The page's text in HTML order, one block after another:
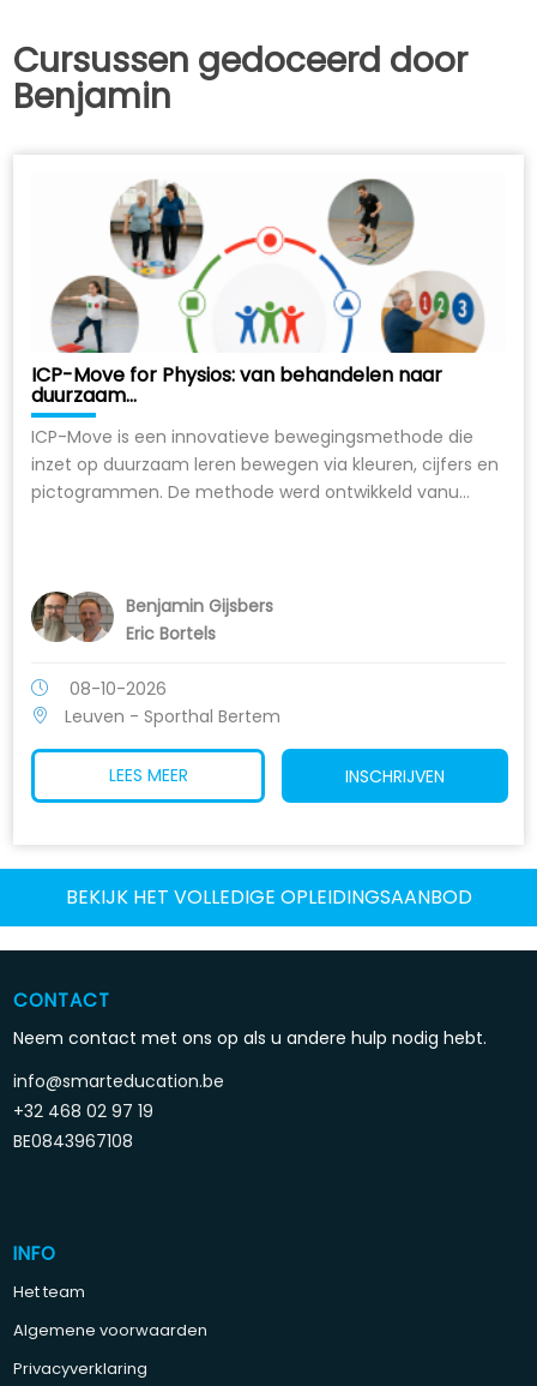
Cursussen gedoceerd door
Benjamin
ICP-Move for Physios: van behandelen naar
duurzaam...
ICP-Move is een innovatieve bewegingsmethode die
inzet op duurzaam leren bewegen via kleuren, cijfers en
pictogrammen. De methode werd ontwikkeld vanu...
Benjamin Gijsbers
Eric Bortels
08-10-2026
Leuven - Sporthal Bertem
LEES MEER INSCHRIJVEN
BEKIJK HET VOLLEDIGE OPLEIDINGSAANBOD
CONTACT
Neem contact met ons op als u andere hulp nodig hebt.
info@smarteducation.be
+32 468 02 97 19
BE0843967108
INFO
Het team
Algemene voorwaarden
Privacyverklaring